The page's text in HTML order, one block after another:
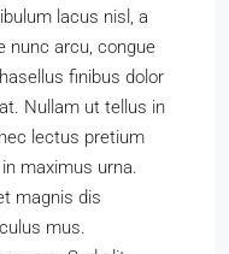
lacus nisl, a
nunc arcu, congue
finibus dolor
Nullam ut tellus in
lectus pretium
maximus urna.
magnis dis
mus.